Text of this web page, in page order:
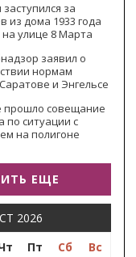
за
из дома 1933 года
улице 8 Марта
заявил о
нормам
и Энгельсе
прошло совещание
по ситуации с
на полигоне
ЕЩЕ
2026
Пт Сб
Вс